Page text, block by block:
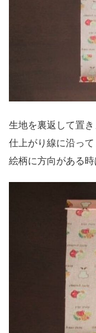
生地を裏返して置き
仕上がり線に沿って
絵柄に方向がある時